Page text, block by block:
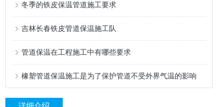
冬季的铁皮保温管道施工要求
吉林长春铁皮管道保温施工队
管道保温在工程施工中有哪些要求
橡塑管道保温施工是为了保护管道不受外界气温的影响